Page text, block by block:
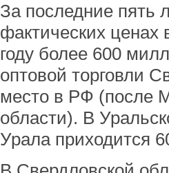
За последние пять
фактических ценах
году более 600
оптовой торговли
место в РФ (после
области). В
Урала приходится